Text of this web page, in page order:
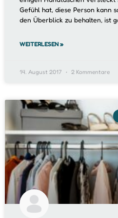
Gefühl hat, diese Person kann
den Überblick zu behalten, ist
WEITERLESEN »
14. August 2017 2 Kommentare